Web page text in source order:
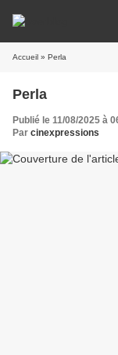
Accueil » Perla
Perla
Publié le 11/08/2025 à
Par cinexpressions